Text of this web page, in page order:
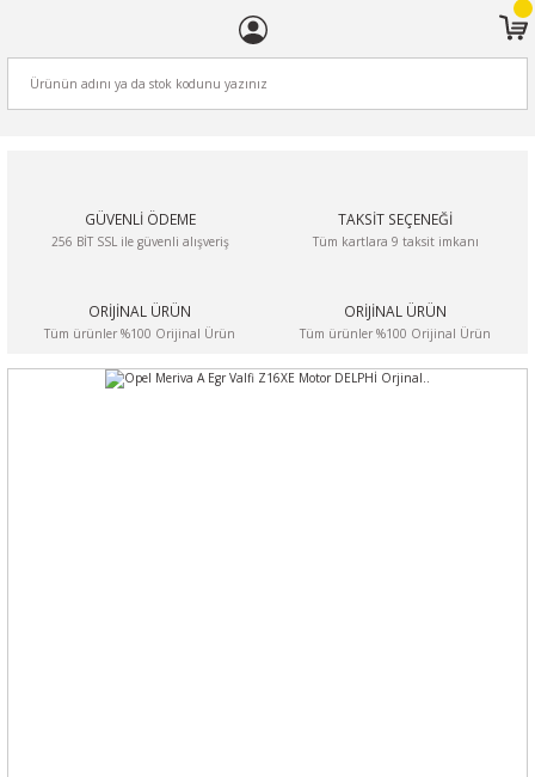
GÜVENLİ ÖDEME
256 BİT SSL ile güvenli alışveriş
TAKSİT SEÇENEĞİ
Tüm kartlara 9 taksit imkanı
ORİJİNAL ÜRÜN
Tüm ürünler %100 Orijinal Ürün
ORİJİNAL ÜRÜN
Tüm ürünler %100 Orijinal Ürün